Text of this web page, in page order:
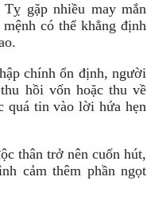
gặp nhiều may mắn
có thể khẳng định
chính ổn định, người
hồi vốn hoặc thu về
quá tin vào lời hứa hẹn
thân trở nên cuốn hút,
cảm thêm phần ngọt